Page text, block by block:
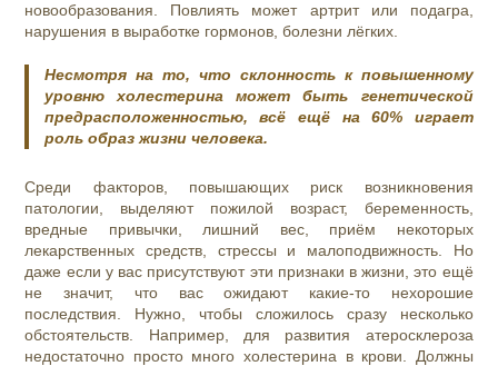
новообразования. Повлиять может артрит или подагра,
нарушения в выработке гормонов, болезни лёгких.
Несмотря на то, что склонность к повышенному
уровню холестерина может быть генетической
предрасположенностью, всё ещё на 60% играет
роль образ жизни человека.
Среди факторов, повышающих риск возникновения
патологии, выделяют пожилой возраст, беременность,
вредные привычки, лишний вес, приём некоторых
лекарственных средств, стрессы и малоподвижность. Но
даже если у вас присутствуют эти признаки в жизни, это ещё
не значит, что вас ожидают какие-то нехорошие
последствия. Нужно, чтобы сложилось сразу несколько
обстоятельств. Например, для развития атеросклероза
недостаточно просто много холестерина в крови. Должны